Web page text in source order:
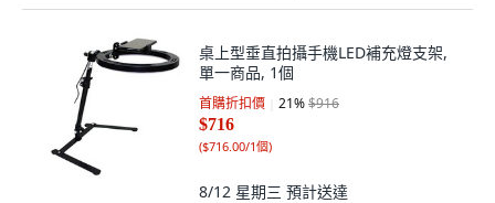
桌上型垂直拍攝手機LED補充燈支架,
單一商品, 1個
首購折扣價 21%$916
$716
($716.00/1個)
8/12 星期三 預計送達